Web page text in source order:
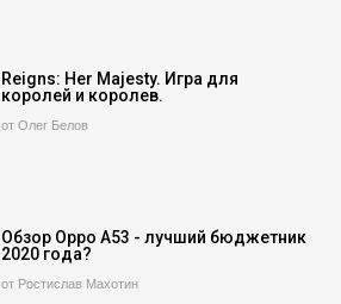
Reigns: Her Majesty. Игра для
королей и королев.
от Олег Белов
Обзор Oppo A53 - лучший бюджетник
2020 года?
от Ростислав Махотин